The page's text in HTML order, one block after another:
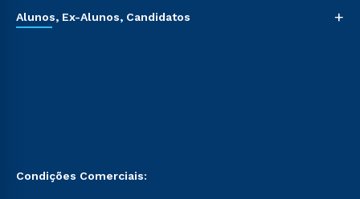
Alunos, Ex-Alunos, Candidatos +
Condições Comerciais: